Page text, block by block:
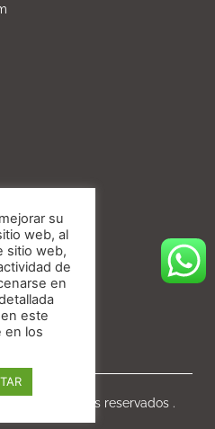
los derechos reservados .
su
web, al
sitio web,
de
en
este
en los